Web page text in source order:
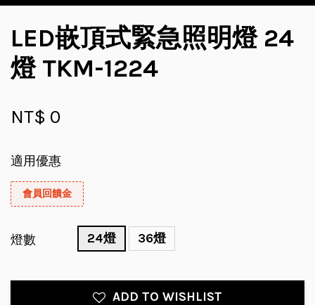
LED嵌頂式緊急照明燈 24
燈 TKM-1224
NT$ 0
適用優惠
會員回饋金
燈數 24燈 36燈
ADD TO WISHLIST